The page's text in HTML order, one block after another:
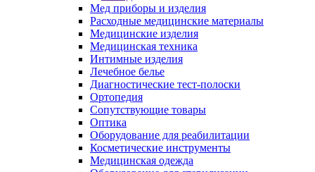
Мед приборы и изделия
Расходные медицинские материалы
Медицинские изделия
Медицинская техника
Интимные изделия
Лечебное белье
Диагностические тест-полоски
Ортопедия
Сопутствующие товары
Оптика
Оборудование для реабилитации
Косметические инструменты
Медицинская одежда